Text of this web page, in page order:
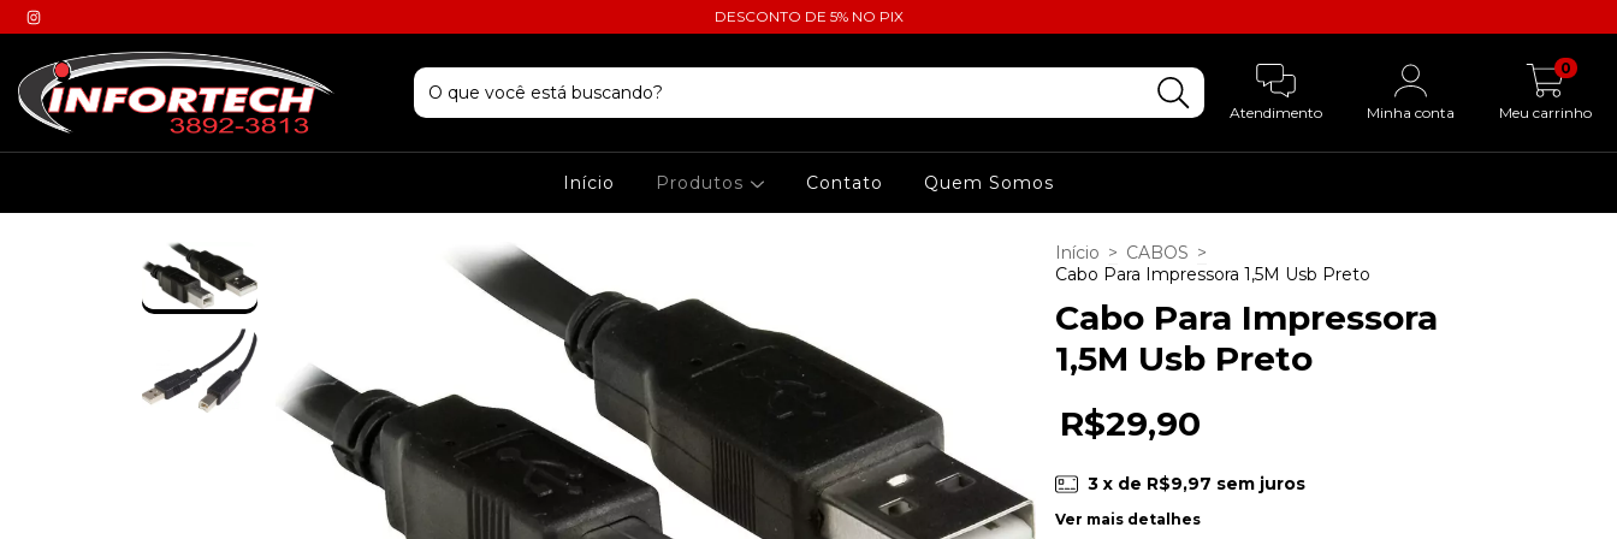
DESCONTO DE 5% NO PIX
Atendimento Minha conta Meu carrinho
0
Início Produtos Contato Quem Somos
Início > CABOS >
Cabo Para Impressora 1,5M Usb Preto
Cabo Para Impressora
1,5M Usb Preto
R$29,90
3 x de R$9,97 sem juros
Ver mais detalhes